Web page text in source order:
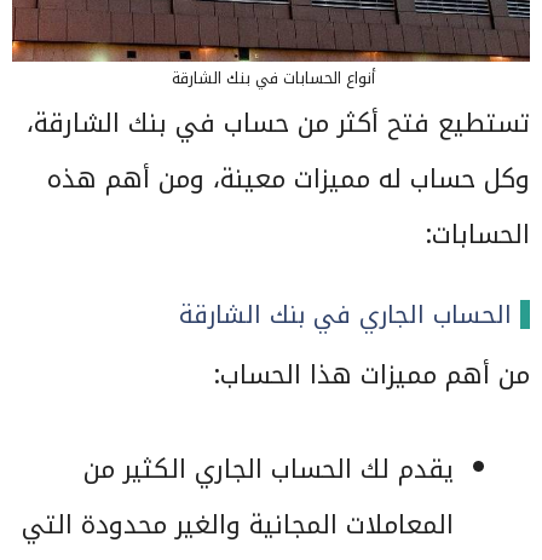
أنواع الحسابات في بنك الشارقة
تستطيع فتح أكثر من حساب في بنك الشارقة،
وكل حساب له مميزات معينة، ومن أهم هذه
الحسابات:
الحساب الجاري في بنك الشارقة
من أهم مميزات هذا الحساب:
يقدم لك الحساب الجاري الكثير من
المعاملات المجانية والغير محدودة التي